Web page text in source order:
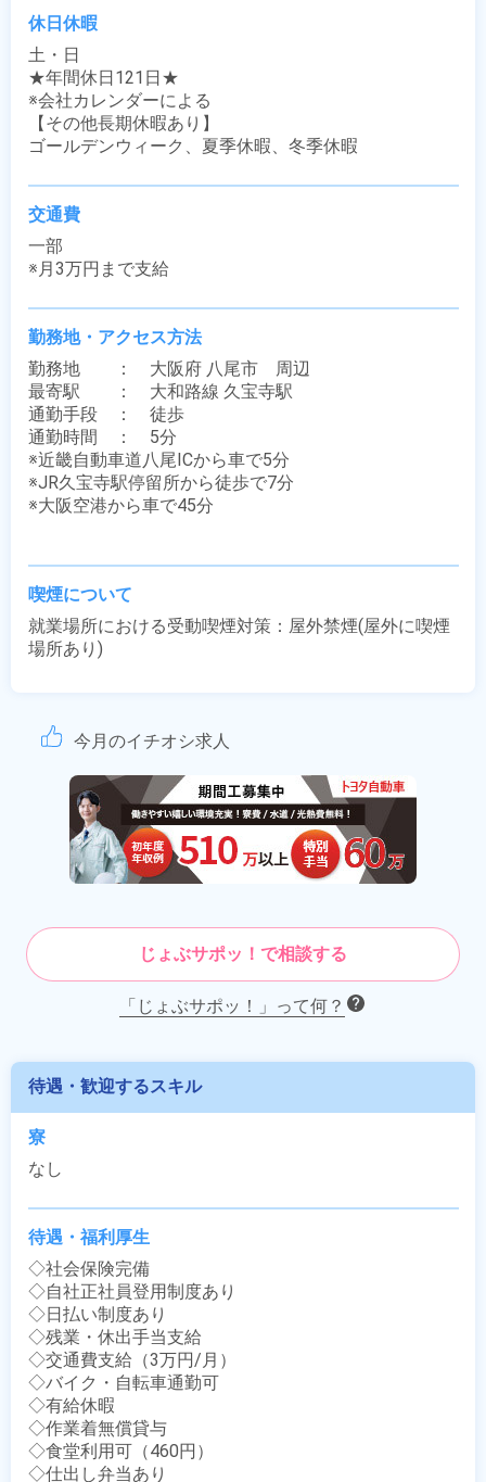
休日休暇
土・日
★年間休日121日★
※会社カレンダーによる
【その他長期休暇あり】
ゴールデンウィーク、夏季休暇、冬季休暇
交通費
一部
※月3万円まで支給
勤務地・アクセス方法
勤務地　　：　大阪府 八尾市　周辺
最寄駅　　：　大和路線 久宝寺駅
通勤手段　：　徒歩
通勤時間　：　5分
※近畿自動車道八尾ICから車で5分
※JR久宝寺駅停留所から徒歩で7分
※大阪空港から車で45分
喫煙について
就業場所における受動喫煙対策：屋外禁煙(屋外に喫煙
場所あり)
今月のイチオシ求人
じょぶサポッ！で相談する
「じょぶサポッ！」って何？
待遇・歓迎するスキル
寮
なし
待遇・福利厚生
◇社会保険完備
◇自社正社員登用制度あり
◇日払い制度あり
◇残業・休出手当支給
◇交通費支給（3万円/月）
◇バイク・自転車通勤可
◇有給休暇
◇作業着無償貸与
◇食堂利用可（460円）
◇仕出し弁当あり